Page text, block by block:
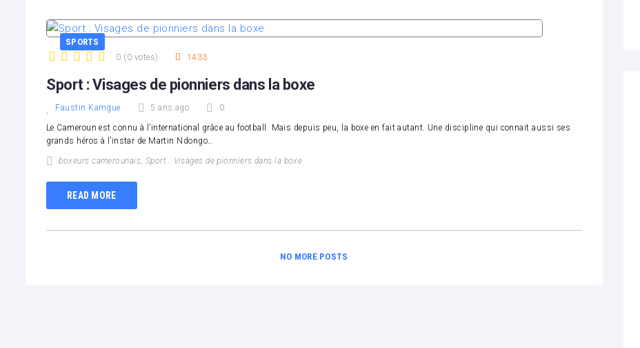
SPORTS
0 ( 0 votes) 1433
Sport : Visages de pionniers dans la boxe
Faustin Kamgue 5 ans ago 0
Le Cameroun est connu à l’international grâce au football. Mais depuis peu, la boxe en fait autant. Une discipline qui connait aussi ses
grands héros à l’instar de Martin Ndongo…
boxeurs camerounais, Sport : Visages de pionniers dans la boxe
READ MORE
NO MORE POSTS